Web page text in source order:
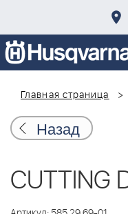
Главная страница
Назад
CUTTING